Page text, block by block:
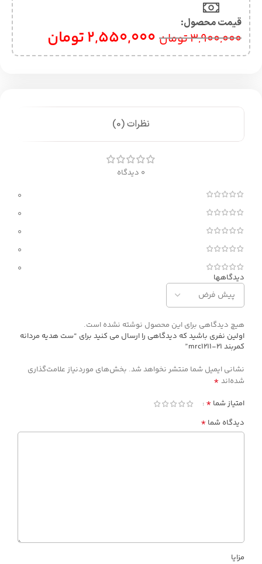
قیمت محصول:​
3,900,000تومان 2,550,000تومان
نظرات (0)
0 دیدگاه
0
0
0
0
0
دیدگاهها
هیچ دیدگاهی برای این محصول نوشته نشده است.
اولین نفری باشید که دیدگاهی را ارسال می کنید برای “ست هدیه مردانه
کمربند mrc1211-21”
نشانی ایمیل شما منتشر نخواهد شد. بخش‌های موردنیاز علامت‌گذاری
شده‌اند *
امتیاز شما *
دیدگاه شما *
مزایا